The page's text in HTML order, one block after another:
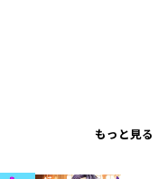
もっと見る